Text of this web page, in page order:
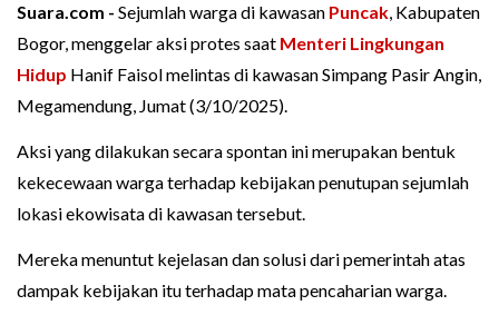
Suara.com - Sejumlah warga di kawasan Puncak, Kabupaten
Bogor, menggelar aksi protes saat Menteri Lingkungan
Hidup Hanif Faisol melintas di kawasan Simpang Pasir Angin,
Megamendung, Jumat (3/10/2025).
Aksi yang dilakukan secara spontan ini merupakan bentuk
kekecewaan warga terhadap kebijakan penutupan sejumlah
lokasi ekowisata di kawasan tersebut.
Mereka menuntut kejelasan dan solusi dari pemerintah atas
dampak kebijakan itu terhadap mata pencaharian warga.